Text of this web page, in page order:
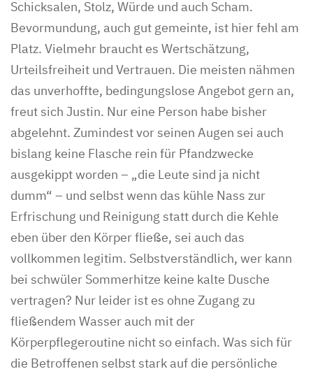
Schicksalen, Stolz, Würde und auch Scham.
Bevormundung, auch gut gemeinte, ist hier fehl am
Platz. Vielmehr braucht es Wertschätzung,
Urteilsfreiheit und Vertrauen. Die meisten nähmen
das unverhoffte, bedingungslose Angebot gern an,
freut sich Justin. Nur eine Person habe bisher
abgelehnt. Zumindest vor seinen Augen sei auch
bislang keine Flasche rein für Pfandzwecke
ausgekippt worden – „die Leute sind ja nicht
dumm“ – und selbst wenn das kühle Nass zur
Erfrischung und Reinigung statt durch die Kehle
eben über den Körper fließe, sei auch das
vollkommen legitim. Selbstverständlich, wer kann
bei schwüler Sommerhitze keine kalte Dusche
vertragen? Nur leider ist es ohne Zugang zu
fließendem Wasser auch mit der
Körperpflegeroutine nicht so einfach. Was sich für
die Betroffenen selbst stark auf die persönliche